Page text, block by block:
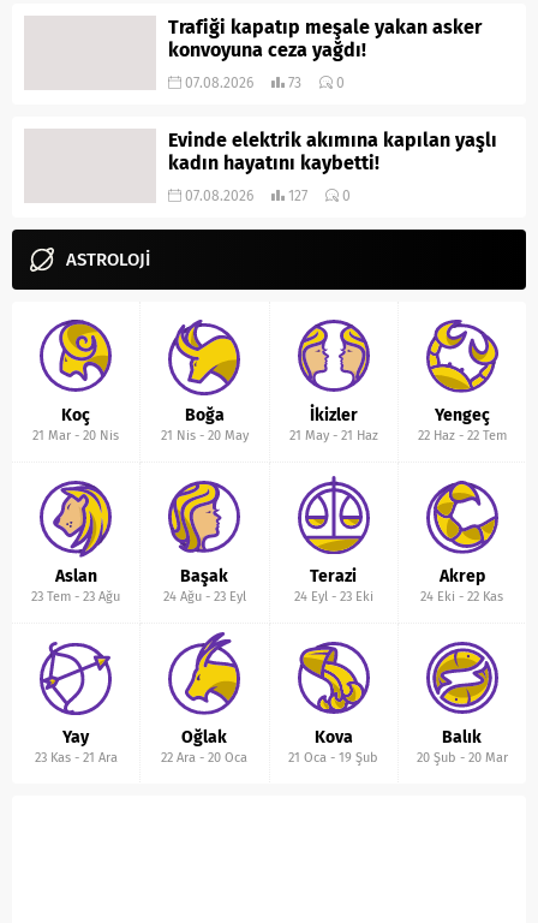
Trafiği kapatıp meşale yakan asker
konvoyuna ceza yağdı!
07.08.2026 73 0
Evinde elektrik akımına kapılan yaşlı
kadın hayatını kaybetti!
07.08.2026 127 0
ASTROLOJİ
Koç
21 Mar -20 Nis
Boğa
21 Nis- 20 May
İkizler
21 May- 21 Haz
Yengeç
22 Haz- 22 Tem
Aslan
23 Tem -23 Ağu
Başak
24 Ağu- 23 Eyl
Terazi
24 Eyl- 23 Eki
Akrep
24 Eki -22 Kas
Yay
23 Kas- 21 Ara
Oğlak
22 Ara -20 Oca
Kova
21 Oca -19 Şub
Balık
20 Şub - 20 Mar